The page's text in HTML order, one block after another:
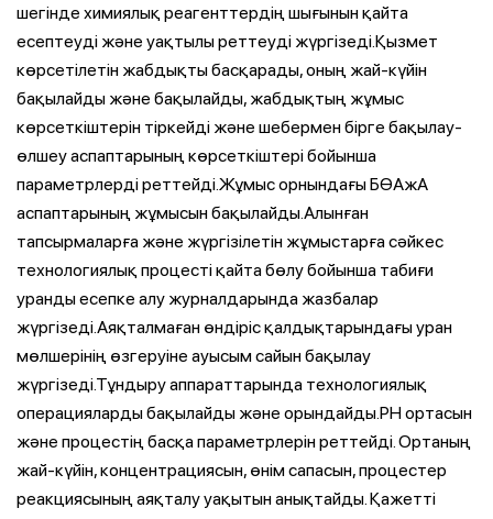
шегінде химиялық реагенттердің шығынын қайта
есептеуді және уақтылы реттеуді жүргізеді.Қызмет
көрсетілетін жабдықты басқарады, оның жай-күйін
бақылайды және бақылайды, жабдықтың жұмыс
көрсеткіштерін тіркейді және шебермен бірге бақылау-
өлшеу аспаптарының көрсеткіштері бойынша
параметрлерді реттейді.Жұмыс орнындағы БӨАжА
аспаптарының жұмысын бақылайды.Алынған
тапсырмаларға және жүргізілетін жұмыстарға сәйкес
технологиялық процесті қайта бөлу бойынша табиғи
уранды есепке алу журналдарында жазбалар
жүргізеді.Аяқталмаған өндіріс қалдықтарындағы уран
мөлшерінің өзгеруіне ауысым сайын бақылау
жүргізеді.Тұндыру аппараттарында технологиялық
операцияларды бақылайды және орындайды.РН ортасын
және процестің басқа параметрлерін реттейді. Ортаның
жай-күйін, концентрациясын, өнім сапасын, процестер
реакциясының аяқталу уақытын анықтайды. Қажетті